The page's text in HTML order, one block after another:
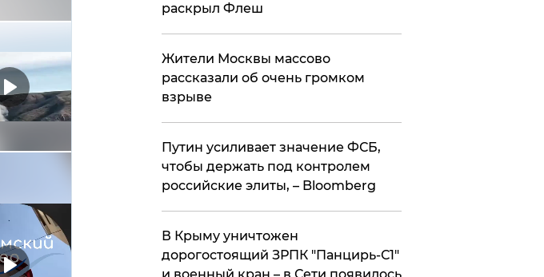
раскрыл Флеш
Жители Москвы массово
рассказали об очень громком
взрыве
Путин усиливает значение ФСБ,
чтобы держать под контролем
российские элиты, – Bloomberg
В Крыму уничтожен
дорогостоящий ЗРПК "Панцирь-С1"